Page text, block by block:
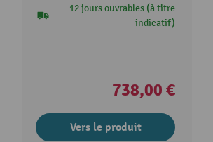
12 jours ouvrables (à titre
indicatif)
738,00 €
Vers le produit